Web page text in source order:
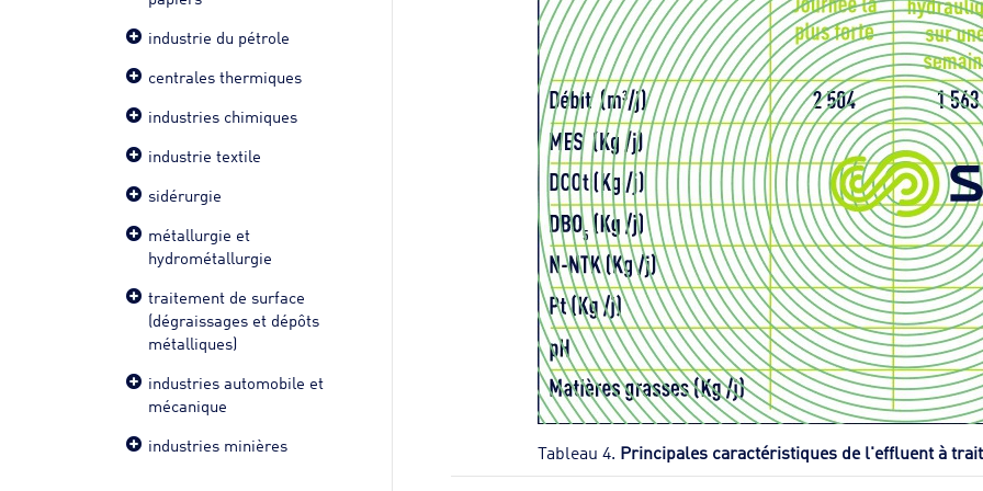
industrie du pétrole
centrales thermiques
industries chimiques
industrie textile
sidérurgie
métallurgie et
hydrométallurgie
traitement de surface
(dégraissages et dépôts
métalliques)
industries automobile et
mécanique
industries minières
Tableau 4. Principales caractéristiques de l'effluent à